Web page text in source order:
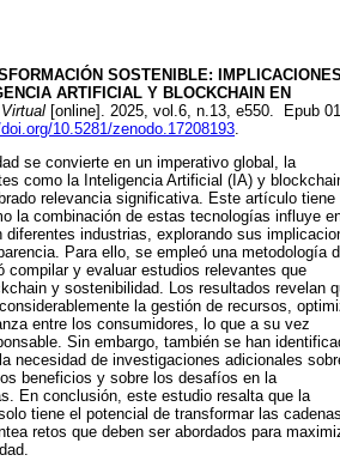
SOSTENIBLE: IMPLICACIONES
ARTIFICIAL Y BLOCKCHAIN EN
[online]. 2025, vol.6, n.13, e550. Epub
10.5281/zenodo.17208193.
se convierte en un imperativo global, la
como la Inteligencia Artificial (IA) y
relevancia significativa. Este artículo tiene
la combinación de estas tecnologías influye
industrias, explorando sus
Para ello, se empleó una metodología
y evaluar estudios relevantes que
y sostenibilidad. Los resultados revelan
la gestión de recursos,
entre los consumidores, lo que a su vez
Sin embargo, también se han
necesidad de investigaciones adicionales
beneficios y sobre los desafíos en la
En conclusión, este estudio resalta que la
tiene el potencial de transformar las cadenas
retos que deben ser abordados para